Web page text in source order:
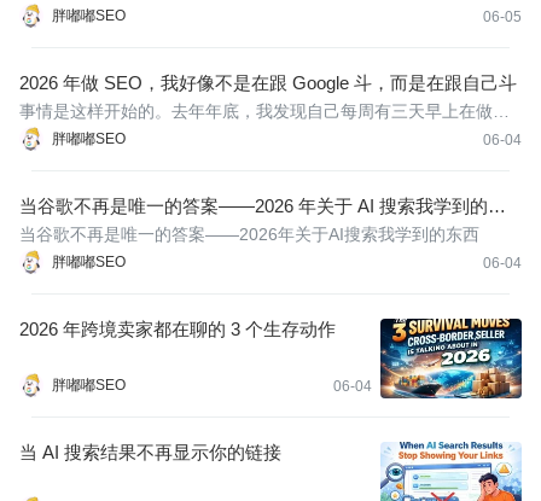
胖嘟嘟SEO 06-05
勤？”我的答案挺欠揍的——因为我根本没招写手。自从把内容生产
2026 年做 SEO，我好像不是在跟 Google 斗，而是在跟自己斗
胖嘟嘟SEO 06-04
事情是这样开始的。去年年底，我发现自己每周有三天早上在做同
一件事：打开Search Console，盯着那个比以前更平缓的“点击次
着.
当谷歌不再是唯一的答案——2026 年关于 AI 搜索我学到的东
西
胖嘟嘟SEO 06-04
当谷歌不再是唯一的答案——2026年关于AI搜索我学到的东西
2026 年跨境卖家都在聊的 3 个生存动作
胖嘟嘟SEO 06-04
当 AI 搜索结果不再显示你的链接